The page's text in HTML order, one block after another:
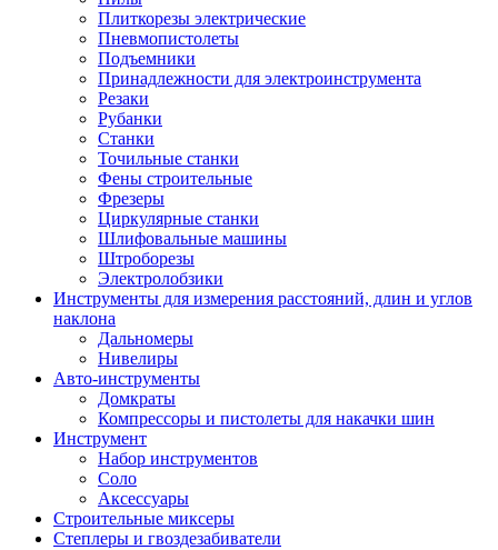
Плиткорезы электрические
Пневмопистолеты
Подъемники
Принадлежности для электроинструмента
Резаки
Рубанки
Станки
Точильные станки
Фены строительные
Фрезеры
Циркулярные станки
Шлифовальные машины
Штроборезы
Электролобзики
Инструменты для измерения расстояний, длин и углов
наклона
Дальномеры
Нивелиры
Авто-инструменты
Домкраты
Компрессоры и пистолеты для накачки шин
Инструмент
Набор инструментов
Соло
Аксессуары
Строительные миксеры
Степлеры и гвоздезабиватели